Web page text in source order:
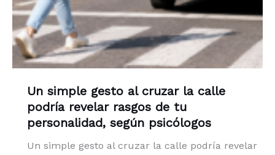
Un simple gesto al cruzar la calle
podría revelar rasgos de tu
personalidad, según psicólogos
Un simple gesto al cruzar la calle podría revelar